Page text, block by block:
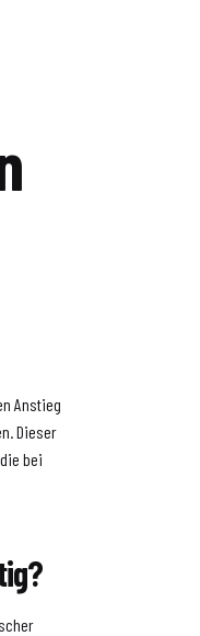
Anstieg
Dieser
bei